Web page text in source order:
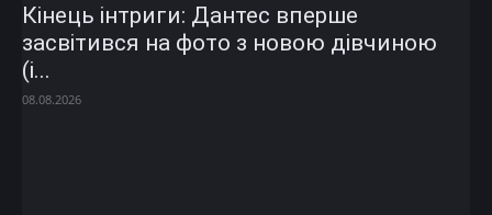
Кінець інтриги: Дантес вперше
засвітився на фото з новою дівчиною
(і...
08.08.2026